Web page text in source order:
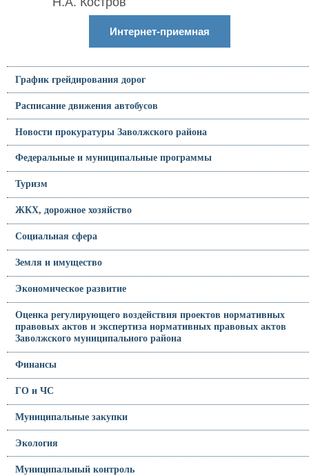
Интернет-приемная
График грейдирования дорог
Расписание движения автобусов
Новости прокуратуры Заволжского района
Федеральные и муниципальные программы
Туризм
ЖКХ, дорожное хозяйство
Социальная сфера
Земля и имущество
Экономическое развитие
Оценка регулирующего воздействия проектов нормативных
правовых актов и экспертиза нормативных правовых актов
Заволжского муниципального района
Финансы
ГО и ЧС
Муниципальные закупки
Экология
Муниципальный контроль